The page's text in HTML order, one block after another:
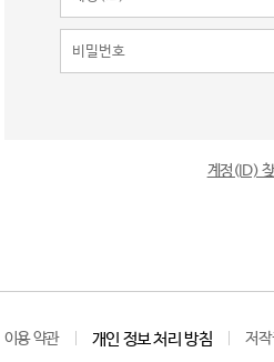
계정(ID)
이용 약관 개인 정보 처리 방침 저